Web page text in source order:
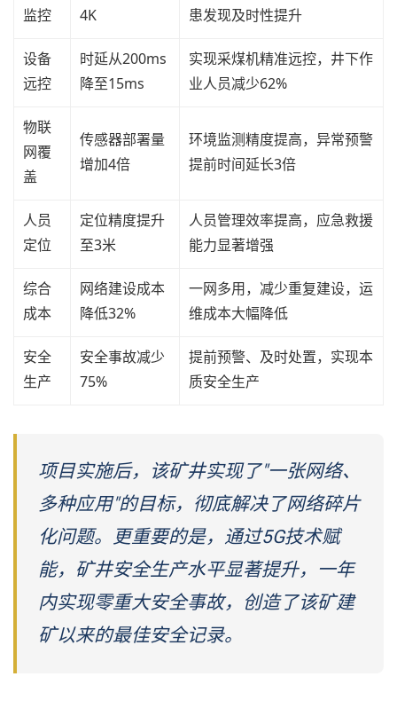
监控
4K
患发现及时性提升
设备
远控
时延从200ms
降至15ms
实现采煤机精准远控，井下作
业人员减少62%
物联
网覆
盖
传感器部署量
增加4倍
环境监测精度提高，异常预警
提前时间延长3倍
人员
定位
定位精度提升
至3米
人员管理效率提高，应急救援
能力显著增强
综合
成本
网络建设成本
降低32%
一网多用，减少重复建设，运
维成本大幅降低
安全
生产
安全事故减少
75%
提前预警、及时处置，实现本
质安全生产
项目实施后，该矿井实现了"一张网络、
多种应用"的目标，彻底解决了网络碎片
化问题。更重要的是，通过5G技术赋
能，矿井安全生产水平显著提升，一年
内实现零重大安全事故，创造了该矿建
矿以来的最佳安全记录。